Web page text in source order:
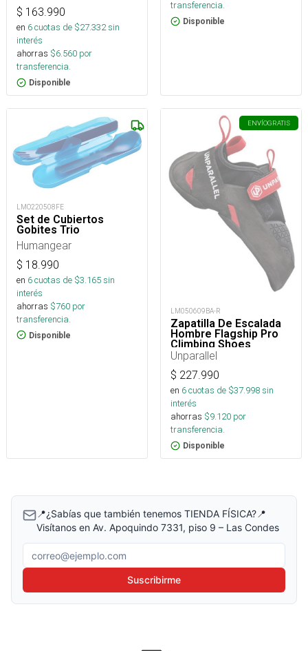
$ 163.990
en 6cuotas de $27.332sin
interés
ahorras $6.560 por
transferencia.
Disponible
transferencia.
Disponible
LMO220508FE
Set de Cubiertos
Gobites Trio
Humangear
$ 18.990
en 6cuotas de $3.165sin
interés
ahorras $760 por
transferencia.
Disponible
ENVÍOGRATIS
LM050609BA-R
Zapatilla De Escalada
Hombre Flagship Pro
Climbing Shoes
Unparallel
$ 227.990
en 6cuotas de $37.998sin
interés
ahorras $9.120 por
transferencia.
Disponible
📍¿Sabías que también tenemos TIENDA FÍSICA?📍
Visítanos en Av. Apoquindo 7331, piso 9 – Las Condes
Correo electrónico
Suscribirme